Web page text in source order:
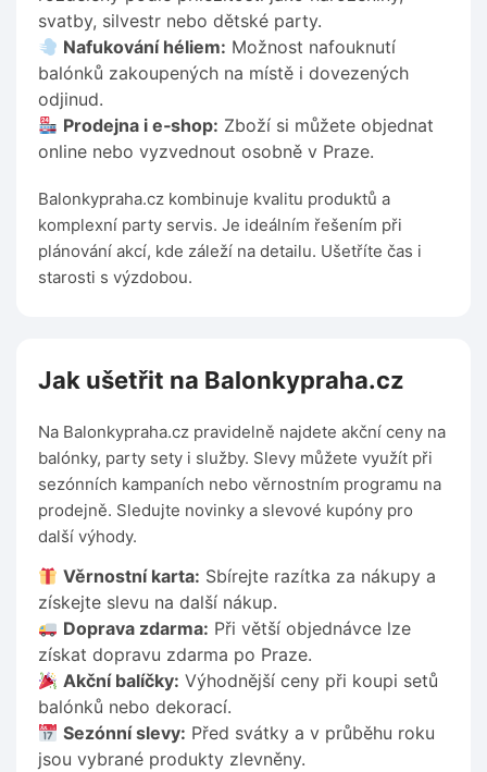
svatby, silvestr nebo dětské party.
Nafukování héliem: Možnost nafouknutí
balónků zakoupených na místě i dovezených
odjinud.
Prodejna i e‑shop: Zboží si můžete objednat
online nebo vyzvednout osobně v Praze.
Balonkypraha.cz kombinuje kvalitu produktů a
komplexní party servis. Je ideálním řešením při
plánování akcí, kde záleží na detailu. Ušetříte čas i
starosti s výzdobou.
Jak ušetřit na Balonkypraha.cz
Na Balonkypraha.cz pravidelně najdete akční ceny na
balónky, party sety i služby. Slevy můžete využít při
sezónních kampaních nebo věrnostním programu na
prodejně. Sledujte novinky a slevové kupóny pro
další výhody.
Věrnostní karta: Sbírejte razítka za nákupy a
získejte slevu na další nákup.
Doprava zdarma: Při větší objednávce lze
získat dopravu zdarma po Praze.
Akční balíčky: Výhodnější ceny při koupi setů
balónků nebo dekorací.
Sezónní slevy: Před svátky a v průběhu roku
jsou vybrané produkty zlevněny.